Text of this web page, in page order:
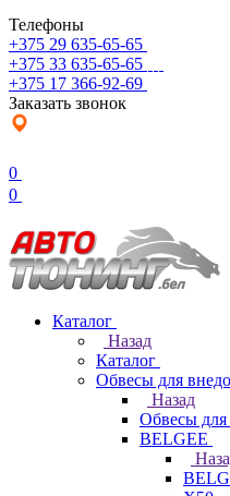
Телефоны
+375 29 635-65-65
+375 33 635-65-65
+375 17 366-92-69
Заказать звонок
0
0
Каталог
Назад
Каталог
Обвесы для
Назад
Обвесы
BELGEE